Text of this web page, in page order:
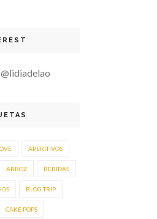
APERITIVOS
ARROZ BEBIDAS
BLOG TRIP
CAKE POPS